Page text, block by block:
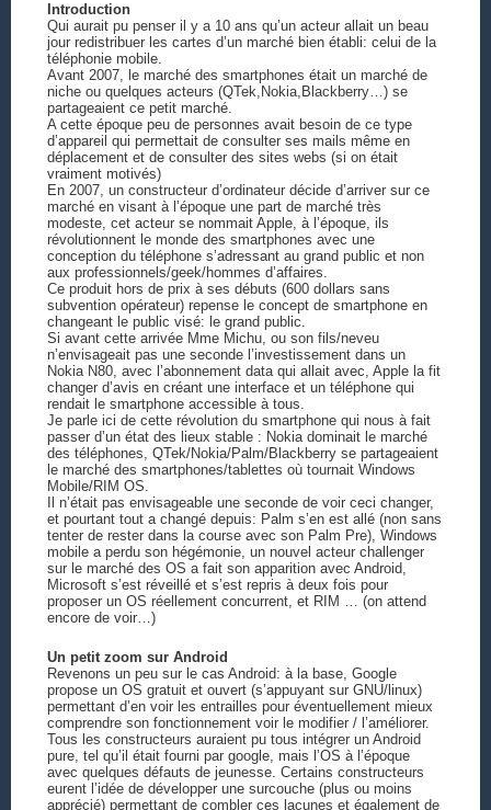
Introduction
Qui aurait pu penser il y a 10 ans qu’un acteur allait un beau
jour redistribuer les cartes d’un marché bien établi: celui de la
téléphonie mobile.
Avant 2007, le marché des smartphones était un marché de
niche ou quelques acteurs (QTek,Nokia,Blackberry…) se
partageaient ce petit marché.
A cette époque peu de personnes avait besoin de ce type
d’appareil qui permettait de consulter ses mails même en
déplacement et de consulter des sites webs (si on était
vraiment motivés)
En 2007, un constructeur d’ordinateur décide d’arriver sur ce
marché en visant à l’époque une part de marché très
modeste, cet acteur se nommait Apple, à l’époque, ils
révolutionnent le monde des smartphones avec une
conception du téléphone s’adressant au grand public et non
aux professionnels/geek/hommes d’affaires.
Ce produit hors de prix à ses débuts (600 dollars sans
subvention opérateur) repense le concept de smartphone en
changeant le public visé: le grand public.
Si avant cette arrivée Mme Michu, ou son fils/neveu
n’envisageait pas une seconde l’investissement dans un
Nokia N80, avec l’abonnement data qui allait avec, Apple la fit
changer d’avis en créant une interface et un téléphone qui
rendait le smartphone accessible à tous.
Je parle ici de cette révolution du smartphone qui nous à fait
passer d’un état des lieux stable : Nokia dominait le marché
des téléphones, QTek/Nokia/Palm/Blackberry se partageaient
le marché des smartphones/tablettes où tournait Windows
Mobile/RIM OS.
Il n’était pas envisageable une seconde de voir ceci changer,
et pourtant tout a changé depuis: Palm s’en est allé (non sans
tenter de rester dans la course avec son Palm Pre), Windows
mobile a perdu son hégémonie, un nouvel acteur challenger
sur le marché des OS a fait son apparition avec Android,
Microsoft s’est réveillé et s’est repris à deux fois pour
proposer un OS réellement concurrent, et RIM … (on attend
encore de voir…)
Un petit zoom sur Android
Revenons un peu sur le cas Android: à la base, Google
propose un OS gratuit et ouvert (s’appuyant sur GNU/linux)
permettant d’en voir les entrailles pour éventuellement mieux
comprendre son fonctionnement voir le modifier / l’améliorer.
Tous les constructeurs auraient pu tous intégrer un Android
pure, tel qu’il était fourni par google, mais l’OS à l’époque
avec quelques défauts de jeunesse. Certains constructeurs
eurent l’idée de développer une surcouche (plus ou moins
apprécié) permettant de combler ces lacunes et également de